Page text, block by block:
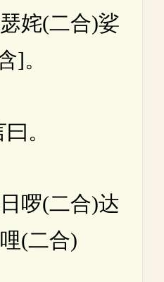
姹(二合)娑
]。
。
(二合)达
(二合)